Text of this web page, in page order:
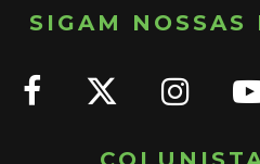
SIGAM NOSSAS